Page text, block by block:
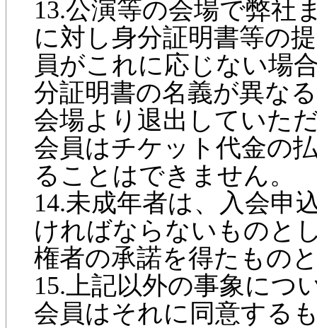
13.公演等の会場で弊社
に対し身分証明書等の
員がこれに応じない場
分証明書の名義が異な
会場より退出していた
会員はチケット代金の
ることはできません。
14.未成年者は、入会申
ければならないものと
権者の承諾を得たもの
15.上記以外の事象につ
会員はそれに同意する